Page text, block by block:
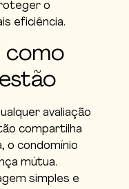
o
eficiência.
como
avaliação
compartilha
o condomínio
mútua.
simples e